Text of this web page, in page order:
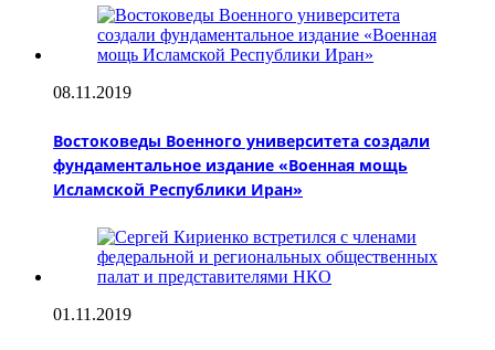
08.11.2019
Востоковеды Военного университета создали
фундаментальное издание «Военная мощь
Исламской Республики Иран»
01.11.2019